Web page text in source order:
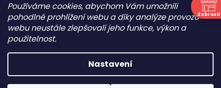
Používáme cookies, abychom Vám umožnili
pohodlné prohlížení webu a díky analýze provozu
webu neustále zlepšovali jeho funkce, výkon a
použitelnost.
Nastavení
Nite Ize Czech
Zobrazit